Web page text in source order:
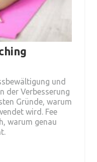
und
der Verbesserung
Gründe, warum
wird. Fee
warum genau